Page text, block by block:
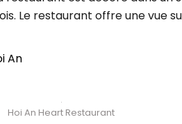
Le restaurant offre une vue
An
Hoi An Heart Restaurant